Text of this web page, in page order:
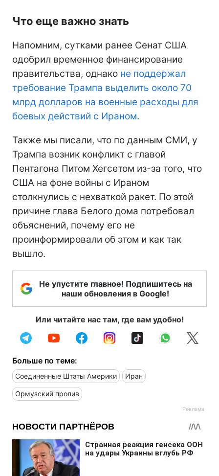
Что еще важно знать
Напомним, сутками ранее Сенат США
одобрил временное финансирование
правительства, однако не поддержал
требование Трампа выделить около 70
млрд долларов на военные расходы для
боевых действий с Ираном.
Также мы писали, что по данным СМИ, у
Трампа возник конфликт с главой
Пентагона Питом Хегсетом из-за того, что
США на фоне войны с Ираном
столкнулись с нехваткой ракет. По этой
причине глава Белого дома потребовал
объяснений, почему его не
проинформировали об этом и как так
вышло.
Не упустите главное! Подпишитесь на
наши обновления в Google!
Или читайте нас там, где вам удобно!
Больше по теме:
Соединенные Штаты Америки Иран
Ормузский пролив